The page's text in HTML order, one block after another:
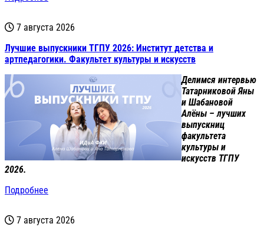
7 августа 2026
Лучшие выпускники ТГПУ 2026: Институт детства и
артпедагогики. Факультет культуры и искусств
Делимся интервью
Татарниковой Яны
и Шабановой
Алёны – лучших
выпускниц
факультета
культуры и
искусств ТГПУ
2026.
Подробнее
7 августа 2026